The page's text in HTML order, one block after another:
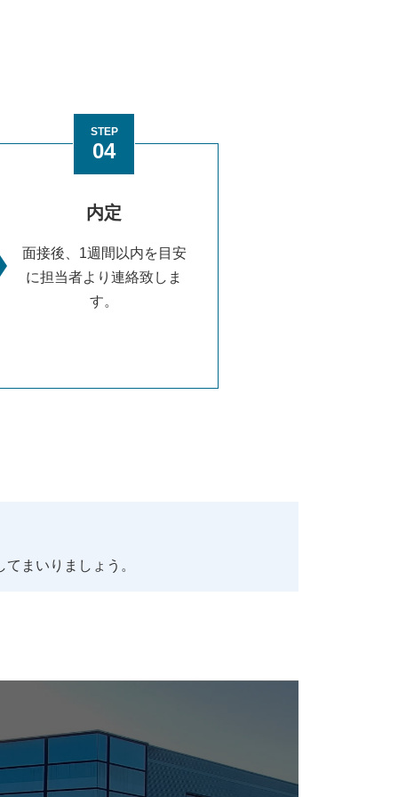
STEP
04
内定
面接後、1週間以内を目安
に担当者より連絡致しま
す。
まいりましょう。